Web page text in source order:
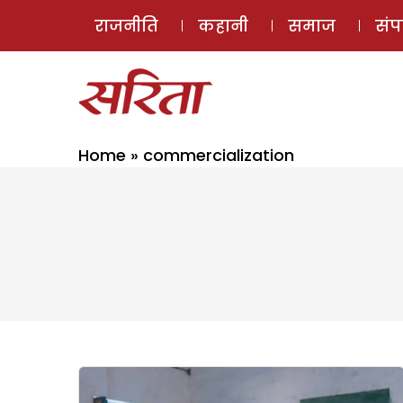
राजनीति कहानी समाज
Home » commercialization